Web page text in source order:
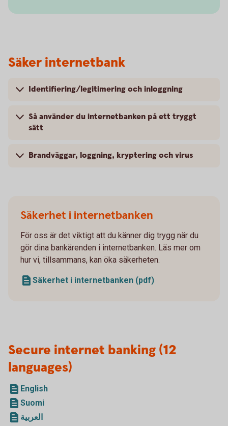
Säker internetbank
Identifiering/legitimering och inloggning
Så använder du internetbanken på ett tryggt
sätt
Brandväggar, loggning, kryptering och virus
Säkerhet i internetbanken
För oss är det viktigt att du känner dig trygg när du
gör dina bankärenden i internetbanken. Läs mer om
hur vi, tillsammans, kan öka säkerheten.
Säkerhet i internetbanken (pdf)
Secure internet banking (12
languages)
English
Suomi
العربية